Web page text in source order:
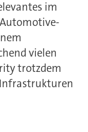
im
vielen
trotzdem